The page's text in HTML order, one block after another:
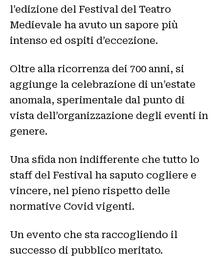
l’edizione del Festival del Teatro
Medievale ha avuto un sapore più
intenso ed ospiti d’eccezione.
Oltre alla ricorrenza dei 700 anni, si
aggiunge la celebrazione di un’estate
anomala, sperimentale dal punto di
vista dell’organizzazione degli eventi in
genere.
Una sfida non indifferente che tutto lo
staff del Festival ha saputo cogliere e
vincere, nel pieno rispetto delle
normative Covid vigenti.
Un evento che sta raccogliendo il
successo di pubblico meritato.